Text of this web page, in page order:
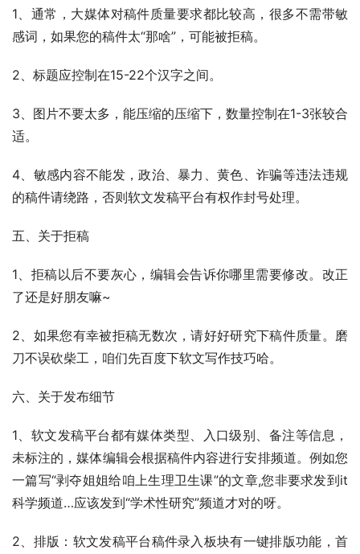
1、通常，大媒体对稿件质量要求都比较高，很多不需带敏
感词，如果您的稿件太“那啥”，可能被拒稿。
2、标题应控制在15-22个汉字之间。
3、图片不要太多，能压缩的压缩下，数量控制在1-3张较合
适。
4、敏感内容不能发，政治、暴力、黄色、诈骗等违法违规
的稿件请绕路，否则软文发稿平台有权作封号处理。
五、关于拒稿
1、拒稿以后不要灰心，编辑会告诉你哪里需要修改。改正
了还是好朋友嘛~
2、如果您有幸被拒稿无数次，请好好研究下稿件质量。磨
刀不误砍柴工，咱们先百度下软文写作技巧哈。
六、关于发布细节
1、软文发稿平台都有媒体类型、入口级别、备注等信息，
未标注的，媒体编辑会根据稿件内容进行安排频道。例如您
一篇写“剥夺姐姐给咱上生理卫生课”的文章,您非要求发到it
科学频道…应该发到“学术性研究”频道才对的呀。
2、排版：软文发稿平台稿件录入板块有一键排版功能，首